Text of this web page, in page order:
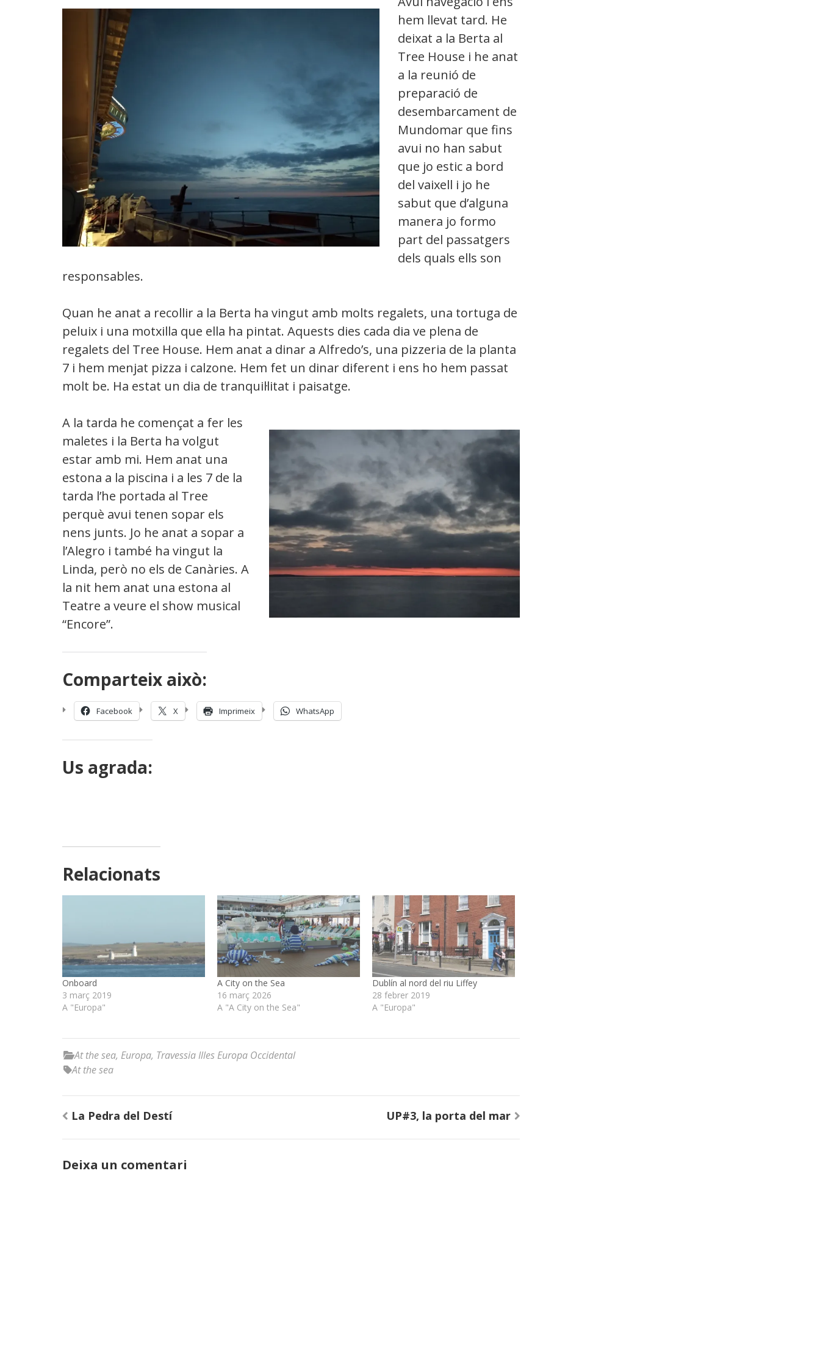
hem llevat tard. He
deixat a la Berta al
Tree House i he anat
a la reunió de
preparació de
desembarcament de
Mundomar que fins
avui no han sabut
que jo estic a bord
del vaixell i jo he
sabut que d’alguna
manera jo formo
part del passatgers
dels quals ells son
responsables.
Quan he anat a recollir a la Berta ha vingut amb molts regalets, una tortuga de
peluix i una motxilla que ella ha pintat. Aquests dies cada dia ve plena de
regalets del Tree House. Hem anat a dinar a Alfredo’s, una pizzeria de la planta
7 i hem menjat pizza i calzone. Hem fet un dinar diferent i ens ho hem passat
molt be. Ha estat un dia de tranquil·litat i paisatge.
A la tarda he començat a fer les
maletes i la Berta ha volgut
estar amb mi. Hem anat una
estona a la piscina i a les 7 de la
tarda l’he portada al Tree
perquè avui tenen sopar els
nens junts. Jo he anat a sopar a
l’Alegro i també ha vingut la
Linda, però no els de Canàries. A
la nit hem anat una estona al
Teatre a veure el show musical
“Encore”.
Comparteix això:
Facebook X Imprimeix WhatsApp
Us agrada:
Relacionats
Onboard
3 març 2019
A "Europa"
A City on the Sea
16 març 2026
A "A City on the Sea"
Dublín al nord del riu Liffey
28 febrer 2019
A "Europa"
At the sea, Europa, Travessia Illes Europa Occidental
At the sea
Navegació
La Pedra del Destí UP#3, la porta del mar
Deixa un comentari